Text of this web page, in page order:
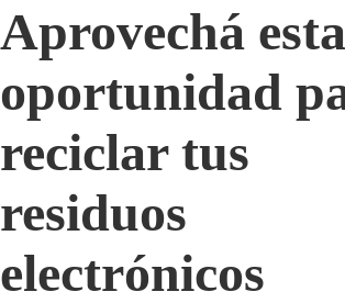
Aprovechá esta
oportunidad
reciclar tus
residuos
electrónicos